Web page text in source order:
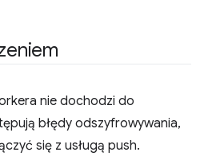
nie dochodzi do
błędy odszyfrowywania,
się z usługą push.